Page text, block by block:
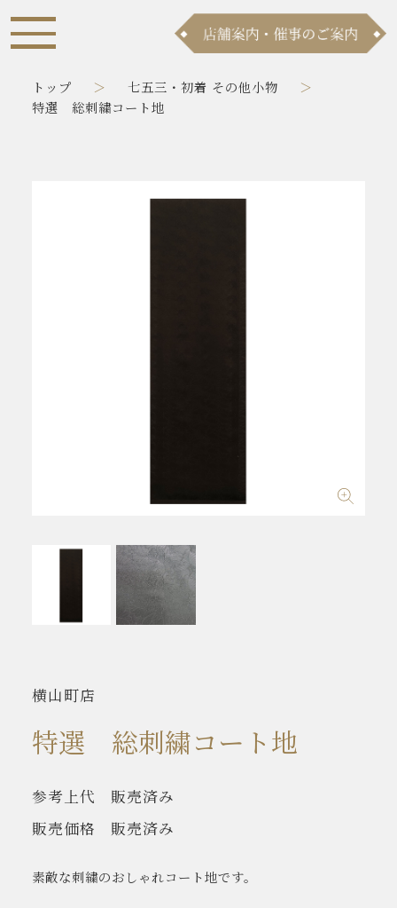
トップ
七五三・初着 その他小物
特選 総刺繍コート地
横山町店
特選 総刺繍コート地
参考上代
販売済み
販売価格
販売済み
素敵な刺繍のおしゃれコート地です。